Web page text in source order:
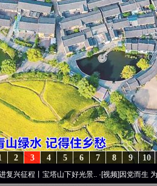
10
9
8
7
6
5
4
3
2
丨宝塔山下好光景..·[视频]因党而生 为党而